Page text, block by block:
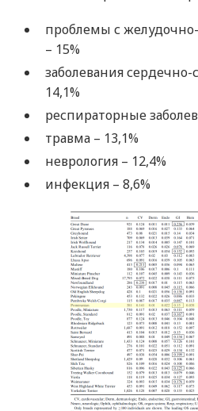
проблемы с
– 15%
заболевания
14,1%
респираторные
травма – 13,1%
неврология – 12,4%
инфекция – 8,6%